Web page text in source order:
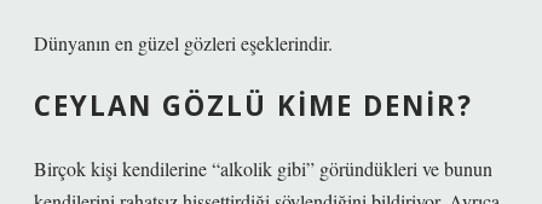
Dünyanın en güzel gözleri eşeklerindir.
CEYLAN GÖZLÜ KIME DENIR?
Birçok kişi kendilerine “alkolik gibi” göründükleri ve bunun